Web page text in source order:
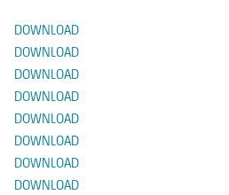
DOWNLOAD
DOWNLOAD
DOWNLOAD
DOWNLOAD
DOWNLOAD
DOWNLOAD
DOWNLOAD
DOWNLOAD